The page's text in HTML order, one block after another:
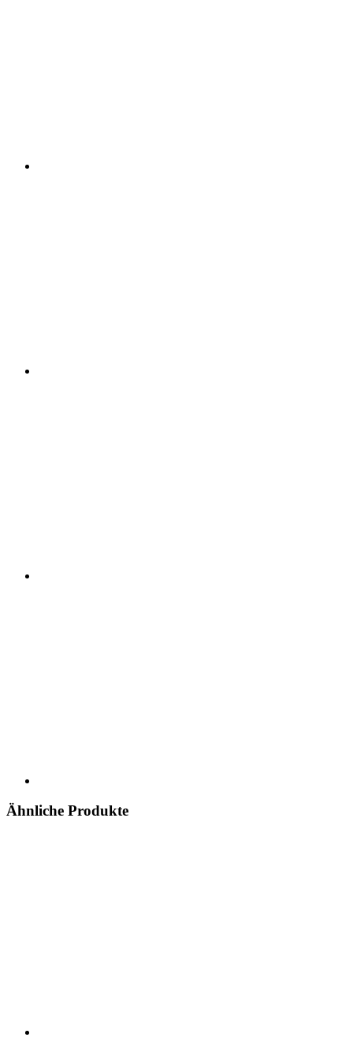
Ähnliche Produkte